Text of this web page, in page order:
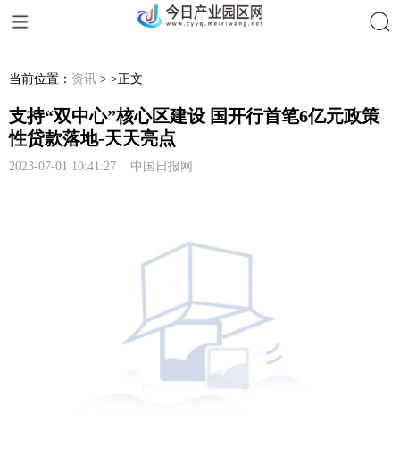
当前位置： 资讯 > >正文
支持“双中心”核心区建设 国开行首笔6亿元政策
性贷款落地-天天亮点
2023-07-01 10:41:27 中国日报网